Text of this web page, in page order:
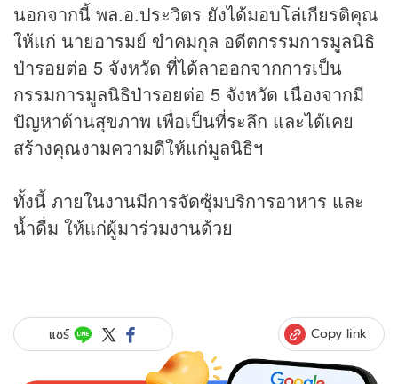
นอกจากนี้ พล.อ.ประวิตร ยังได้มอบโล่เกียรติคุณ
ให้แก่ นายอารมย์ ขำคมกุล อดีตกรรมการมูลนิธิ
ป่ารอยต่อ 5 จังหวัด ที่ได้ลาออกจากการเป็น
กรรมการมูลนิธิป่ารอยต่อ 5 จังหวัด เนื่องจากมี
ปัญหาด้านสุขภาพ เพื่อเป็นที่ระลึก และได้เคย
สร้างคุณงามความดีให้แก่มูลนิธิฯ
ทั้งนี้ ภายในงานมีการจัดซุ้มบริการอาหาร และ
น้ำดื่ม ให้แก่ผู้มาร่วมงานด้วย
แชร์ Copy link